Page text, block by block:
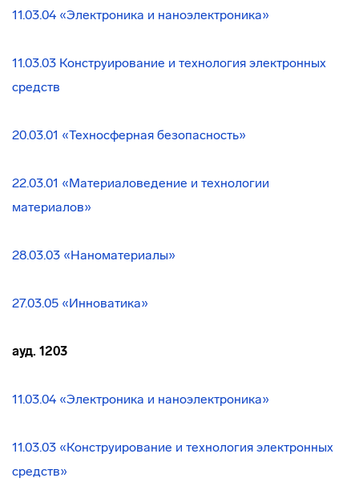
11.03.04 «Электроника и наноэлектроника»
11.03.03 Конструирование и технология электронных
средств
20.03.01 «Техносферная безопасность»
22.03.01 «Материаловедение и технологии
материалов»
28.03.03 «Наноматериалы»
27.03.05 «Инноватика»
ауд. 1203
11.03.04 «Электроника и наноэлектроника»
11.03.03 «Конструирование и технология электронных
средств»